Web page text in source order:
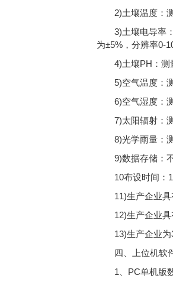
2)土壤温度：
3)土壤电导率
为±5%，分辨率0-
4)土壤PH：测
5)空气温度：
6)空气湿度：
7)太阳辐射：
8)光学雨量：
9)数据存储：
10布设时间：
11)生产企业
12)生产企业
13)生产企业
四、上位机软
1、PC单机版